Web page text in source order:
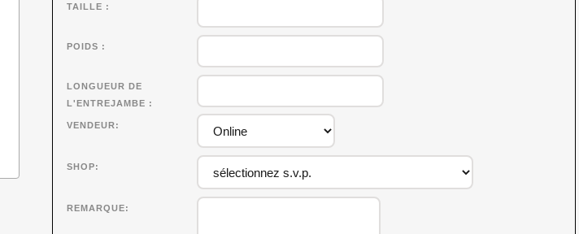
TAILLE
POIDS
LONGUEUR DE
L'ENTREJAMBE
VENDEUR
SHOP
REMARQUE